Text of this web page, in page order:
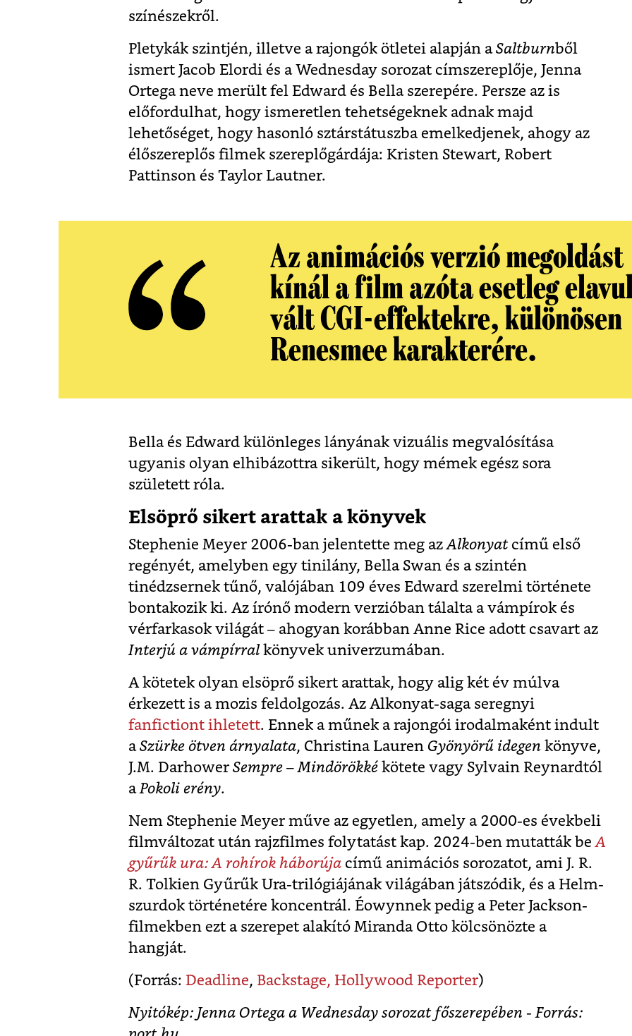
színészekről.
Pletykák szintjén, illetve a rajongók ötletei alapján aSaltburnből
ismert Jacob Elordi és a Wednesday sorozat címszereplője, Jenna
Ortega neve merült fel Edward és Bella szerepére. Persze az is
előfordulhat, hogy ismeretlen tehetségeknek adnak majd
lehetőséget, hogy hasonló sztárstátuszba emelkedjenek, ahogy az
élőszereplős filmek szereplőgárdája: Kristen Stewart, Robert
Pattinson és Taylor Lautner.
Az animációs verzió megoldást
kínál a film azóta esetleg
vált CGI-effektekre, különösen
Renesmee karakterére.
Bella és Edward különleges lányának vizuális megvalósítása
ugyanis olyan elhibázottra sikerült, hogy mémek egész sora
született róla.
Elsöprő sikert arattak a könyvek
Stephenie Meyer 2006-ban jelentette meg azAlkonyatcímű első
regényét, amelyben egy tinilány, Bella Swan és a szintén
tinédzsernek tűnő, valójában 109 éves Edward szerelmi története
bontakozik ki. Az írónő modern verzióban tálalta a vámpírok és
vérfarkasok világát – ahogyan korábban Anne Rice adott csavart az
Interjú a vámpírral könyvek univerzumában.
A kötetek olyan elsöprő sikert arattak, hogy alig két év múlva
érkezett is a mozis feldolgozás. Az Alkonyat-saga seregnyi
fanfictiont ihletett. Ennek a műnek a rajongói irodalmaként indult
aSzürke ötven árnyalata, Christina Lauren Gyönyörű idegen könyve,
J.M. Darhower Sempre – Mindörökké kötete vagy Sylvain Reynardtól
aPokoli erény.
Nem Stephenie Meyer műve az egyetlen, amely a 2000-es évekbeli
filmváltozat után rajzfilmes folytatást kap. 2024-ben mutatták beA
gyűrűk ura: A rohírok háborúja című animációs sorozatot, ami J. R.
R. Tolkien Gyűrűk Ura-trilógiájának világában játszódik, és a Helm-
szurdok történetére koncentrál. Éowynnek pedig a Peter Jackson-
filmekben ezt a szerepet alakító Miranda Otto kölcsönözte a
hangját.
(Forrás: Deadline, Backstage, Hollywood Reporter)
Nyitókép: Jenna Ortega a Wednesday sorozat főszerepében - Forrás: